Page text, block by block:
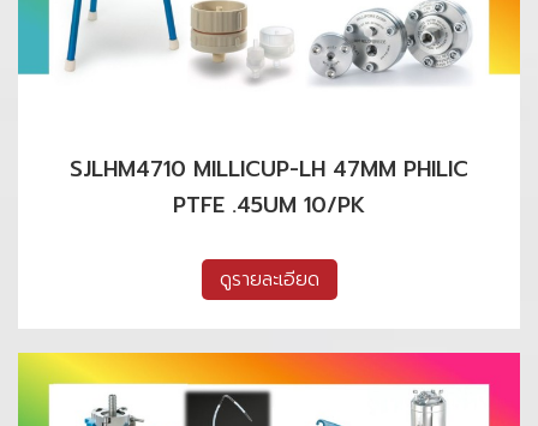
SJLHM4710 MILLICUP-LH 47MM PHILIC
PTFE .45UM 10/PK
ดูรายละเอียด